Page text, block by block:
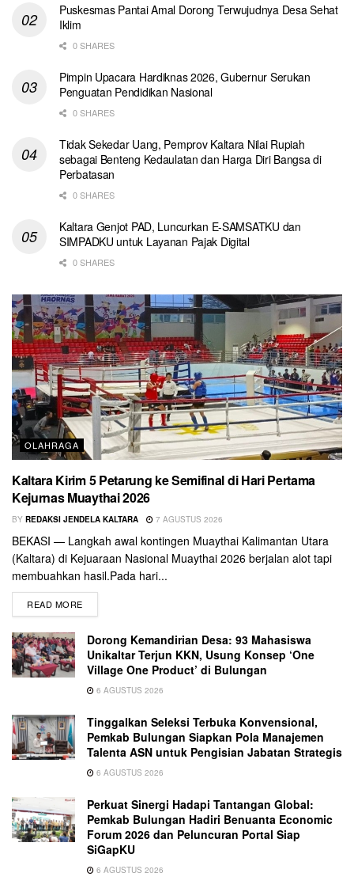
Puskesmas Pantai Amal Dorong Terwujudnya Desa Sehat
Iklim
0 SHARES
Pimpin Upacara Hardiknas 2026, Gubernur Serukan
Penguatan Pendidikan Nasional
0 SHARES
Tidak Sekedar Uang, Pemprov Kaltara Nilai Rupiah
sebagai Benteng Kedaulatan dan Harga Diri Bangsa di
Perbatasan
0 SHARES
Kaltara Genjot PAD, Luncurkan E-SAMSATKU dan
SIMPADKU untuk Layanan Pajak Digital
0 SHARES
OLAHRAGA
Kaltara Kirim 5 Petarung ke Semifinal di Hari Pertama
Kejurnas Muaythai 2026
BY REDAKSI JENDELA KALTARA 7 AGUSTUS 2026
BEKASI — Langkah awal kontingen Muaythai Kalimantan Utara
(Kaltara) di Kejuaraan Nasional Muaythai 2026 berjalan alot tapi
membuahkan hasil.Pada hari...
READ MORE
Dorong Kemandirian Desa: 93 Mahasiswa
Unikaltar Terjun KKN, Usung Konsep ‘One
Village One Product’ di Bulungan
6 AGUSTUS 2026
Tinggalkan Seleksi Terbuka Konvensional,
Pemkab Bulungan Siapkan Pola Manajemen
Talenta ASN untuk Pengisian Jabatan Strategis
6 AGUSTUS 2026
Perkuat Sinergi Hadapi Tantangan Global:
Pemkab Bulungan Hadiri Benuanta Economic
Forum 2026 dan Peluncuran Portal Siap
SiGapKU
6 AGUSTUS 2026